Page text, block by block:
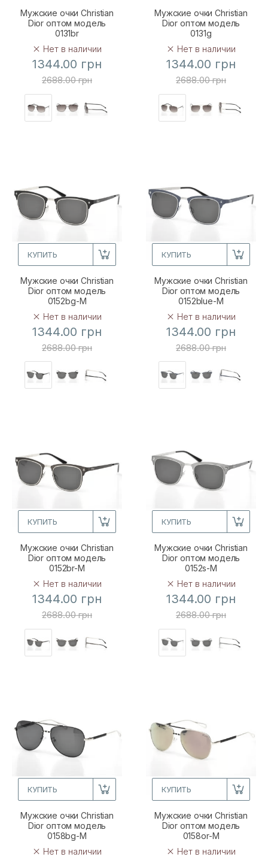
Мужские очки Christian
Dior оптом модель
0131br
Нет в наличии
1344.00 грн
2688.00 грн
Мужские очки Christian
Dior оптом модель
0131g
Нет в наличии
1344.00 грн
2688.00 грн
КУПИТЬ
Мужские очки Christian
Dior оптом модель
0152bg-M
Нет в наличии
1344.00 грн
2688.00 грн
КУПИТЬ
Мужские очки Christian
Dior оптом модель
0152blue-M
Нет в наличии
1344.00 грн
2688.00 грн
КУПИТЬ
Мужские очки Christian
Dior оптом модель
0152br-M
Нет в наличии
1344.00 грн
2688.00 грн
КУПИТЬ
Мужские очки Christian
Dior оптом модель
0152s-M
Нет в наличии
1344.00 грн
2688.00 грн
КУПИТЬ
Мужские очки Christian
Dior оптом модель
0158bg-M
Нет в наличии
КУПИТЬ
Мужские очки Christian
Dior оптом модель
0158or-M
Нет в наличии